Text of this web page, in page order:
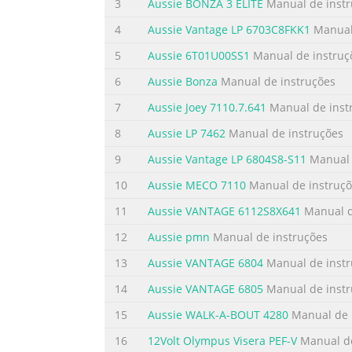
6122S8X641 ............................4 LP Hose &
questions or need help, contact Cus- tomer
serial number printed on the black label,
Resumo do conteúdo contido na
5 Parts List- Model 6122S8X641 Hardware
20 x 1.50” Bolt 6 6 Side Burner Valve 1 1/4-
Resumo do conteúdo contido na
6 Parts Illustration - Model 6112S8X641 If
questions or need help, contact Cus-
serial number printed on the black label,
3
Aussie BONZA 3 ELITE Manual de
4
Aussie Vantage LP 6703C8FKK1
5
Aussie 6T01U00SS1 Manual de
6
Aussie Bonza Manual de instruções
7
Aussie Joey 7110.7.641 Manual de
8
Aussie LP 7462 Manual de instruções
9
Aussie Vantage LP 6804S8-S11
10
Aussie MECO 7110 Manual de
11
Aussie VANTAGE 6112S8X641 Manual
12
Aussie pmn Manual de instruções
13
Aussie VANTAGE 6804 Manual de
14
Aussie VANTAGE 6805 Manual de
15
Aussie WALK-A-BOUT 4280 Manual de
16
12Volt Olympus Visera PEF-VManual